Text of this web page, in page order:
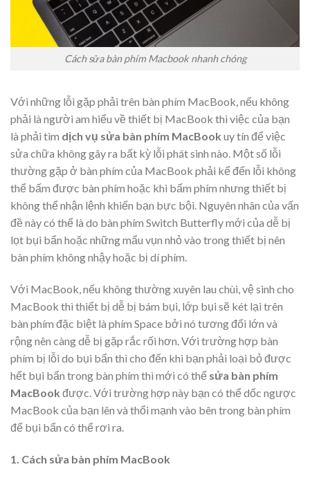
Cách sửa bàn phím Macbook nhanh chóng
Với những lỗi gặp phải trên bàn phím MacBook, nếu không
phải là người am hiểu về thiết bị MacBook thì việc của bạn
là phải tìm dịch vụ sửa bàn phím MacBook uy tín để việc
sửa chữa không gây ra bất kỳ lỗi phát sinh nào. Một số lỗi
thường gặp ở bàn phím của MacBook phải kể đến lỗi không
thể bấm được bàn phím hoặc khi bấm phím nhưng thiết bị
không thể nhận lệnh khiến bạn bực bội. Nguyên nhân của vấn
đề này có thể là do bàn phím Switch Butterfly mới của dễ bị
lọt bụi bẩn hoặc những mẩu vụn nhỏ vào trong thiết bị nên
bàn phím không nhậy hoặc bị dí phím.
Với MacBook, nếu không thường xuyên lau chùi, vệ sinh cho
MacBook thì thiết bị dễ bị bám bụi, lớp bụi sẽ két lại trên
bàn phím đặc biệt là phím Space bởi nó tương đối lớn và
rộng nên càng dễ bị gặp rắc rối hơn. Với trường hợp bàn
phím bị lỗi do bụi bẩn thì cho đến khi bạn phải loại bỏ được
hết bụi bẩn trong bàn phím thì mới có thể sửa bàn phím
MacBook được. Với trường hợp này bạn có thể dốc ngược
MacBook của bạn lên và thổi mạnh vào bên trong bàn phím
để bụi bẩn có thể rơi ra.
1. Cách sửa bàn phím MacBook